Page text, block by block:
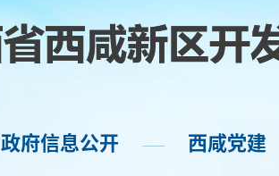
政府信息公开 —— 西咸党建